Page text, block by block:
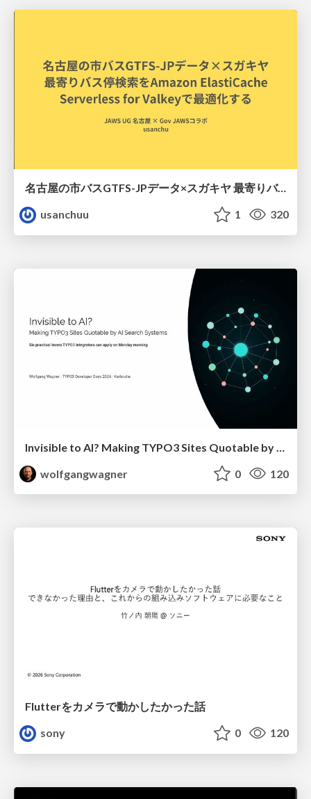
名古屋の市バスGTFS-JPデータ×スガキヤ 最寄りバス停検索をAmazon ElastiCache Serverless for Valkeyで最適化する
usanchuu
1 320
wolfgangwagner
0 120
Flutterをカメラで動かしたかった話
sony
0 120